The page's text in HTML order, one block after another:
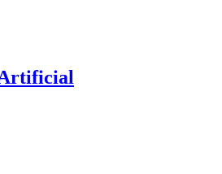
Artificial